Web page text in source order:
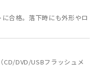
合格。落下時にも外形やロ
CD/DVD/USBフラッシュメ